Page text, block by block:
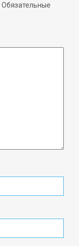
Обязательные